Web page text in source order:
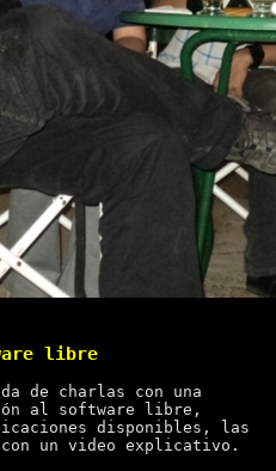
libre
de charlas con una
al software libre,
disponibles, las
un video explicativo.